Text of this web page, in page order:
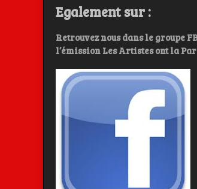
Egalement sur :
Retrouvez nous dans le groupe
l’émission Les Artistes ont la